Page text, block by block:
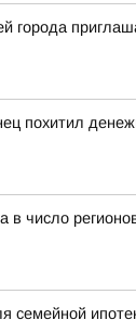
города
похитил
в число
семейной